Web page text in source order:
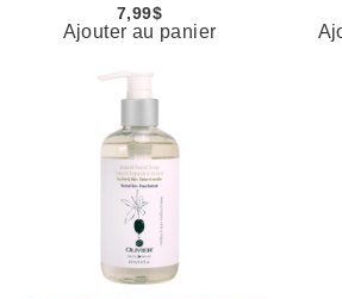
7,99$
Ajouter au panier